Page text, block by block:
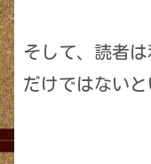
そして、読者は
だけではないと